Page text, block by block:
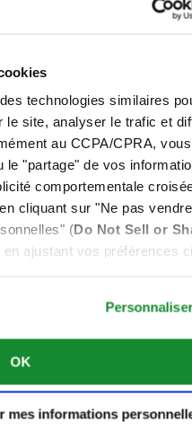
technologies similaires
le site, analyser le trafic et
au CCPA/CPRA,
le "partage" de vos
comportementale
cliquant sur "Ne pas
(Do Not Sell or
en ajustant vos préférences
OK
mes informations